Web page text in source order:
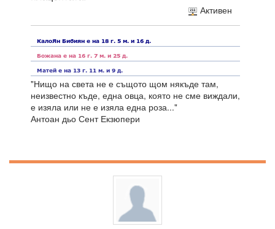
Активен
"Нищо на света не е същото щом някъде там,
неизвестно къде, една овца, която не сме виждали,
е изяла или не е изяла една роза..."
Антоан дьо Сент Екзюпери